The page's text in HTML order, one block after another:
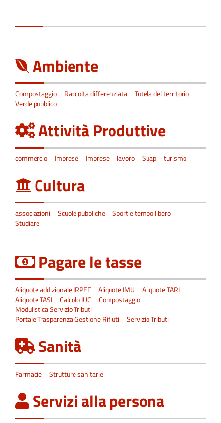
Ambiente
Compostaggio Raccolta differenziata
Tutela del territorio
Verde pubblico
Attività Produttive
commercio Imprese Imprese lavoro Suap turismo
Cultura
associazioni Scuole pubbliche
Sport e tempo libero
Studiare
Pagare le tasse
Aliquote addizionale IRPEF Aliquote IMU
Aliquote TARI
Aliquote TASI
Calcolo IUC
Compostaggio
Modulistica Servizio Tributi
Portale Trasparenza Gestione Rifiuti
Servizio Tributi
Sanità
Farmacie Strutture sanitarie
Servizi alla persona